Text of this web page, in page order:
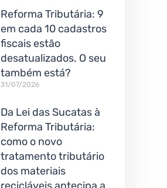
Reforma Tributária: 9
em cada 10 cadastros
fiscais estão
desatualizados. O seu
também está?
31/07/2026
Da Lei das Sucatas à
Reforma Tributária:
como o novo
tratamento tributário
dos materiais